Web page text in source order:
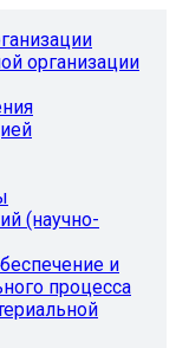
организации
(научно-
и
процесса